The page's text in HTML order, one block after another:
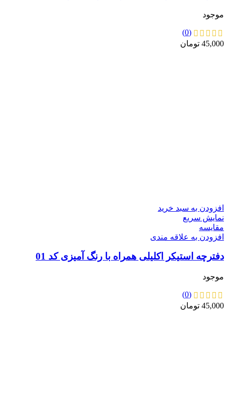
موجود
(0)
45,000 تومان
افزودن به سبد خرید
نمایش سریع
مقايسه
افزودن به علاقه مندی
دفترچه استیکر اکلیلی همراه با رنگ آمیزی کد 01
موجود
(0)
45,000 تومان